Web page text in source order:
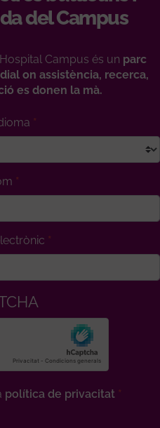
del Campus
Campus és un parc
on assistència, recerca,
es donen la mà.
política de privacitat